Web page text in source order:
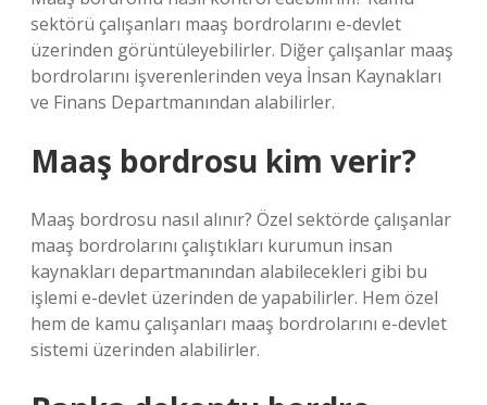
sektörü çalışanları maaş bordrolarını e-devlet
üzerinden görüntüleyebilirler. Diğer çalışanlar maaş
bordrolarını işverenlerinden veya İnsan Kaynakları
ve Finans Departmanından alabilirler.
Maaş bordrosu kim verir?
Maaş bordrosu nasıl alınır? Özel sektörde çalışanlar
maaş bordrolarını çalıştıkları kurumun insan
kaynakları departmanından alabilecekleri gibi bu
işlemi e-devlet üzerinden de yapabilirler. Hem özel
hem de kamu çalışanları maaş bordrolarını e-devlet
sistemi üzerinden alabilirler.